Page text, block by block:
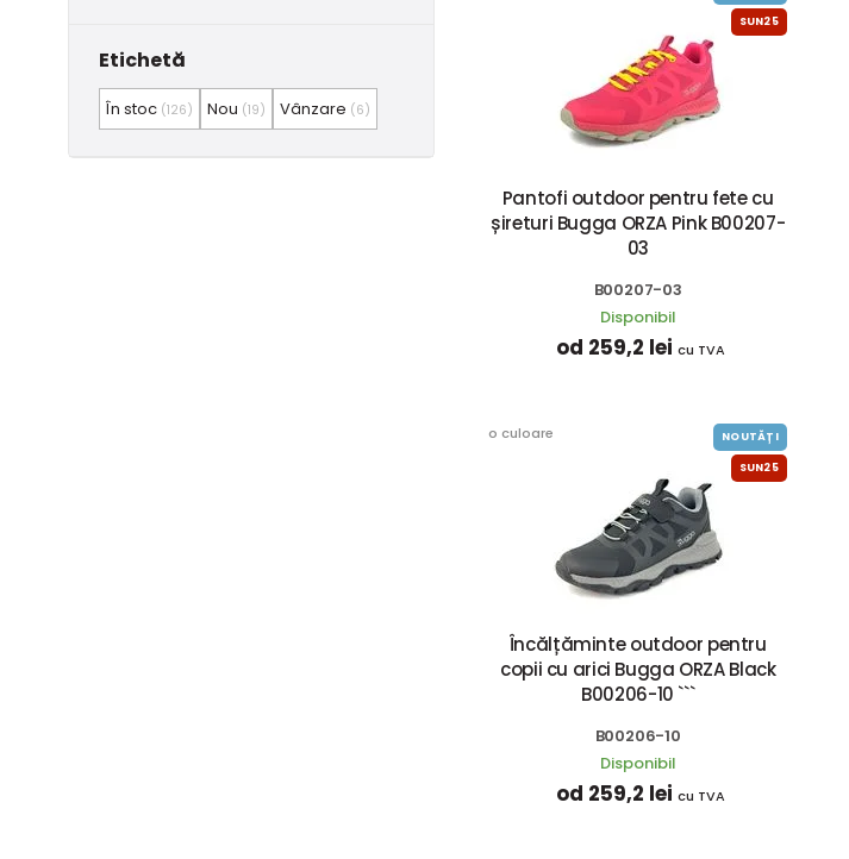
Etichetă
În stoc (126) Nou (19) Vânzare (6)
SUN25
Pantofi outdoor pentru fete cu
șireturi Bugga ORZA Pink B00207-
03
B00207-03
Disponibil
od 259,2 lei cu TVA
o culoare NOUTĂȚI
SUN25
Încălțăminte outdoor pentru
copii cu arici Bugga ORZA Black
B00206-10 ```
B00206-10
Disponibil
od 259,2 lei cu TVA